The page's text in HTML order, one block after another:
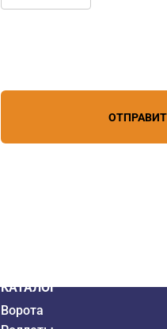
КАТАЛОГ
Ворота